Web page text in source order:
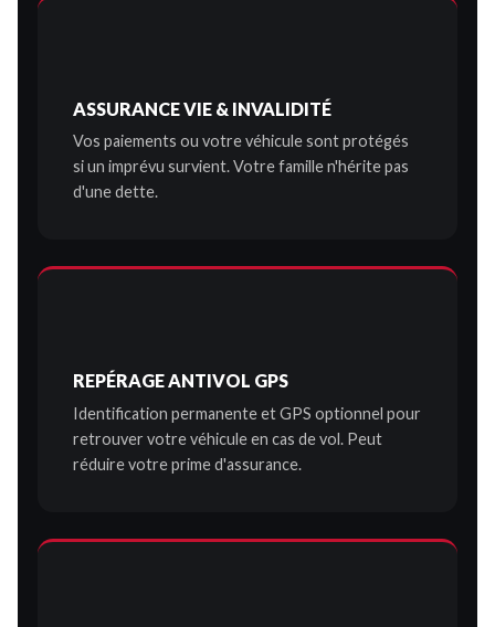
ASSURANCE VIE & INVALIDITÉ
Vos paiements ou votre véhicule sont protégés
si un imprévu survient. Votre famille n'hérite pas
d'une dette.
REPÉRAGE ANTIVOL GPS
Identification permanente et GPS optionnel pour
retrouver votre véhicule en cas de vol. Peut
réduire votre prime d'assurance.